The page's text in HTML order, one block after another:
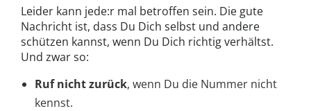
Leider kann jede:r mal betroffen sein. Die gute
Nachricht ist, dass Du Dich selbst und andere
schützen kannst, wenn Du Dich richtig verhältst.
Und zwar so:
Ruf nicht zurück, wenn Du die Nummer nicht
kennst.